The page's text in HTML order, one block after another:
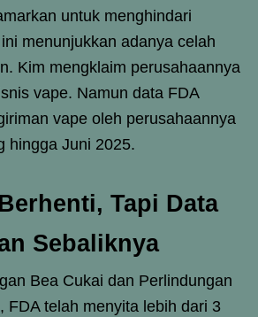
untuk menghindari
menunjukkan adanya celah
Kim mengklaim perusahaannya
vape. Namun data FDA
vape oleh perusahaannya
hingga Juni 2025.
Tapi Data
Sebaliknya
Bea Cukai dan Perlindungan
FDA telah menyita lebih dari 3